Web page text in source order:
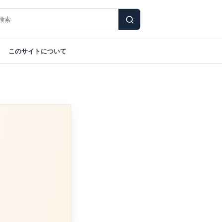
このサイトについて